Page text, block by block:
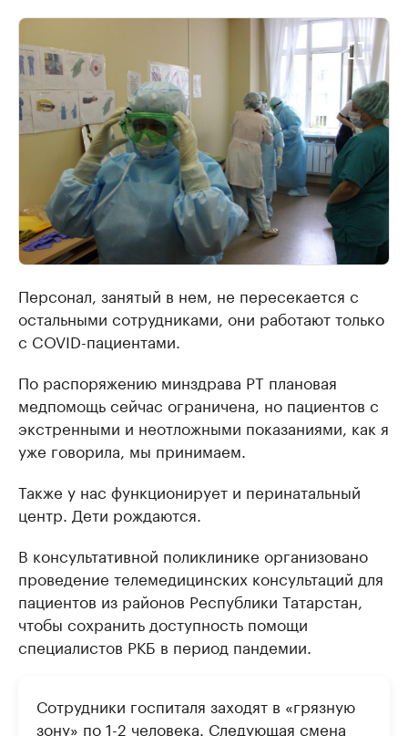
Персонал, занятый в нем, не пересекается с
остальными сотрудниками, они работают только
с COVID-пациентами.
По распоряжению минздрава РТ плановая
медпомощь сейчас ограничена, но пациентов с
экстренными и неотложными показаниями, как я
уже говорила, мы принимаем.
Также у нас функционирует и перинатальный
центр. Дети рождаются.
В консультативной поликлинике организовано
проведение телемедицинских консультаций для
пациентов из районов Республики Татарстан,
чтобы сохранить доступность помощи
специалистов РКБ в период пандемии.
Сотрудники госпиталя заходят в «грязную
зону» по 1-2 человека. Следующая смена